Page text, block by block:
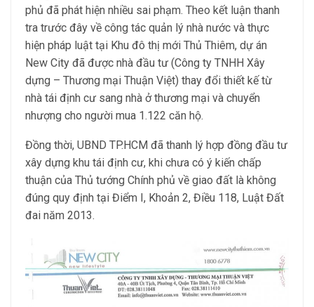
phủ đã phát hiện nhiều sai phạm. Theo kết luận thanh
tra trước đây về công tác quản lý nhà nước và thực
hiện pháp luật tại Khu đô thị mới Thủ Thiêm, dự án
New City đã được nhà đầu tư (Công ty TNHH Xây
dựng – Thương mại Thuận Việt) thay đổi thiết kế từ
nhà tái định cư sang nhà ở thương mại và chuyển
nhượng cho người mua 1.122 căn hộ.
Đồng thời, UBND TP.HCM đã thanh lý hợp đồng đầu tư
xây dựng khu tái định cư, khi chưa có ý kiến chấp
thuận của Thủ tướng Chính phủ về giao đất là không
đúng quy định tại Điểm I, Khoản 2, Điều 118, Luật Đất
đai năm 2013.